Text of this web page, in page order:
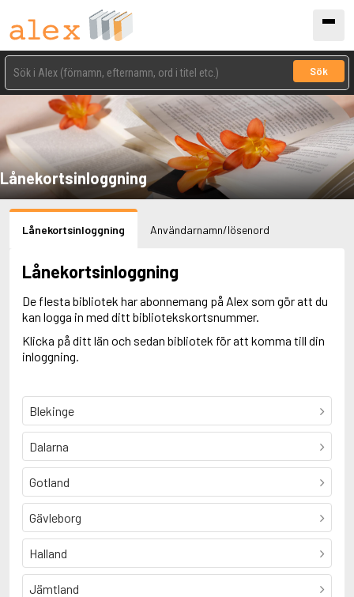
Sök
Lånekortsinloggning
Lånekortsinloggning Användarnamn/lösenord
Lånekortsinloggning
De flesta bibliotek har abonnemang på Alex som gör att du
kan logga in med ditt bibliotekskortsnummer.
Klicka på ditt län och sedan bibliotek för att komma till din
inloggning.
Blekinge
Dalarna
Gotland
Gävleborg
Halland
Jämtland